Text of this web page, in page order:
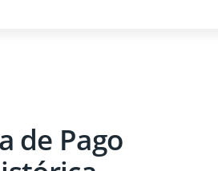
de Pago